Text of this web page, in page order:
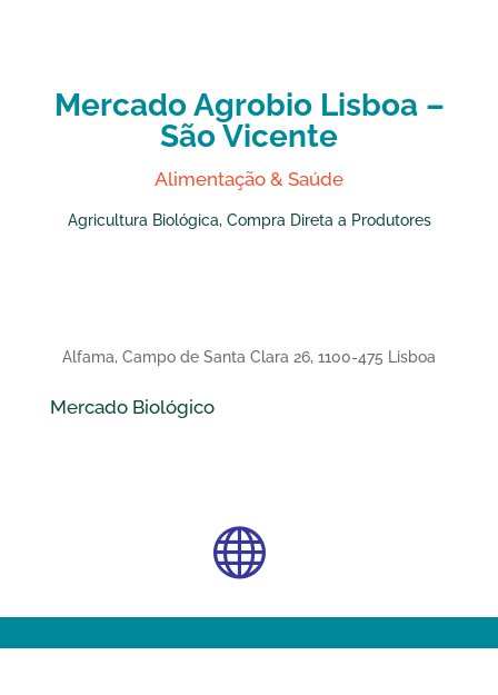
Mercado Agrobio Lisboa –
São Vicente
Alimentação & Saúde
Agricultura Biológica, Compra Direta a Produtores
Alfama, Campo de Santa Clara 26, 1100-475 Lisboa
Mercado Biológico
